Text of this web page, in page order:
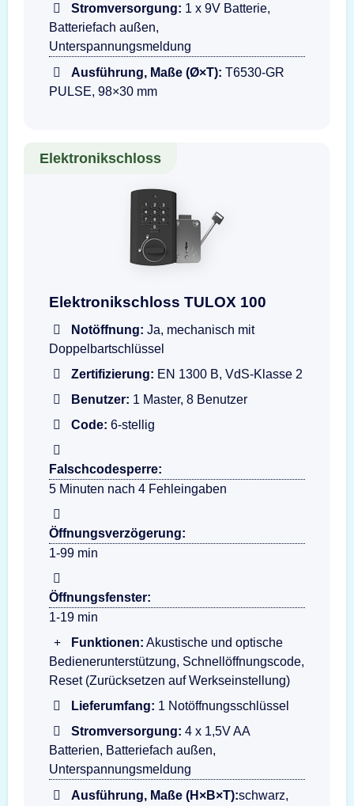
Stromversorgung: 1 x 9V Batterie,
Batteriefach außen,
Unterspannungsmeldung
Ausführung, Maße (Ø×T): T6530-GR
PULSE, 98×30 mm
Elektronikschloss
Darstellung der Eingabeeinheit TULOX 100
Elektronikschloss TULOX 100
Notöffnung: Ja, mechanisch mit
Doppelbartschlüssel
Zertifizierung: EN 1300 B, VdS-Klasse 2
Benutzer: 1 Master, 8 Benutzer
Code: 6-stellig
Falschcodesperre:
5 Minuten nach 4 Fehleingaben
Öffnungsverzögerung:
1-99 min
Öffnungsfenster:
1-19 min
Funktionen: Akustische und optische
Bedienerunterstützung, Schnellöffnungscode,
Reset (Zurücksetzen auf Werkseinstellung)
Lieferumfang: 1 Notöffnungsschlüssel
Stromversorgung: 4 x 1,5V AA
Batterien, Batteriefach außen,
Unterspannungsmeldung
Ausführung, Maße (H×B×T):schwarz,